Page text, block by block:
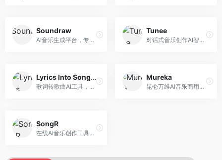
Soundraw
AI音乐生成平台，专注于免版税音乐创作。面向视频创作者和内容制作者，提供背景音乐生成、音乐定制等服务，音乐版权清晰，适合视频配乐场景。
Tunee
对话式音乐创作AI智能体，支持自然语言交互创作。面向音乐爱好者，通过对话方式完成音乐创作，交互体验友好，创作过程直观。
Lyrics Into Song AI
歌词转歌曲AI工具，支持将歌词转化为完整歌曲。面向歌词创作者和音乐爱好者，提供歌词谱曲、编曲制作等服务，歌词音乐化效率高。
Mureka
昆仑万维AI音乐商用创作平台，专注于商业音乐授权。面向企业和商业用户，提供版权音乐生成、商用授权等服务，音乐版权清晰，商业应用安全。
SongR
在线AI音乐创作工具，支持歌词与旋律一体化生成。面向内容创作者和音乐爱好者，提供歌词创作、旋律生成、音乐制作等服务，操作简便，创作速度快。